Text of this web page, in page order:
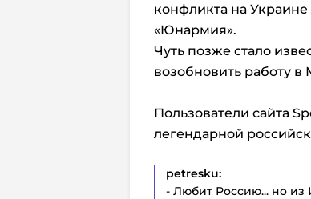
конфликта на
«Юнармия».
Чуть позже стало
возобновить работу в
Пользователи сайта
легендарной
petresku:
- Любит Россию... но из